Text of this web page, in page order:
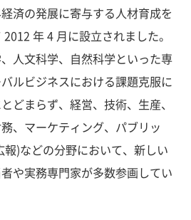
済の発展に寄与する人材育成を
年 4 月に設立されました。
人文科学、自然科学といった専
ルビジネスにおける課題克服に
どまらず、経営、技術、生産、
、マーケティング、パブリッ
)などの分野において、新しい
や実務専門家が多数参画してい